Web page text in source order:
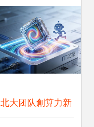
北大团队創算力新